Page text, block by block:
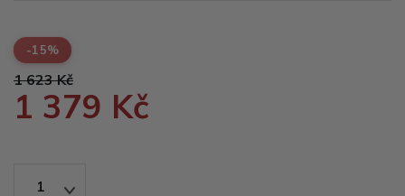
-15%
1 623 Kč
1 379 Kč
1